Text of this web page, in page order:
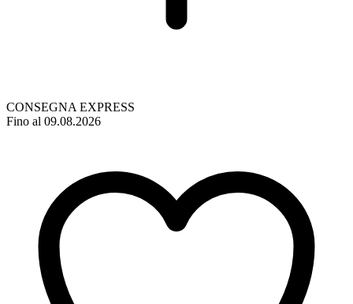
CONSEGNA EXPRESS
Fino al 09.08.2026